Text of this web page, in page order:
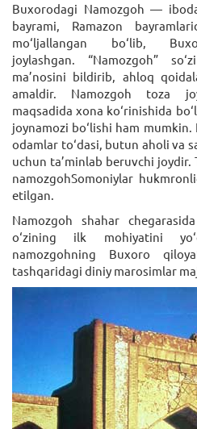
Buxorodagi Namozgoh —
bayrami, Ramazon
mo‘ljallangan bo‘lib,
joylashgan. “Namozgoh”
ma’nosini bildirib, ahloq
amaldir. Namozgoh toza
maqsadida xona ko‘rinishida
joynamozi bo‘lishi ham
odamlar to‘dasi, butun aholi va
uchun ta’minlab beruvchi joydir.
namozgohSomoniylar
etilgan.
Namozgoh shahar
o‘zining ilk mohiyatini
namozgohning Buxoro
tashqaridagi diniy marosimlar